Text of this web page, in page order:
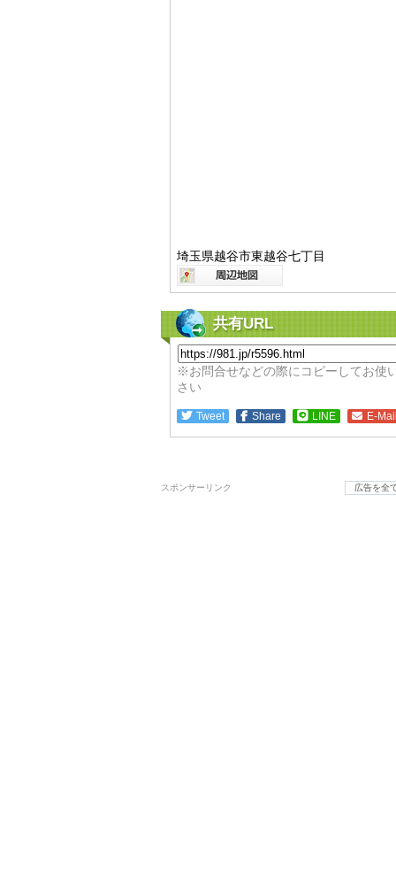
埼玉県越谷市東越谷七丁目
共有URL
※お問合せなどの際にコピーしてお使
さい
Tweet Share LINE E-
スポンサーリンク 広告を全